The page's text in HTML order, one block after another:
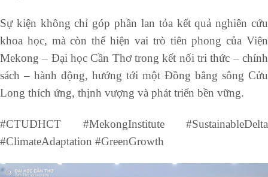
Sự kiện không chỉ góp phần lan tỏa kết quả nghiên cứu
khoa học, mà còn thể hiện vai trò tiên phong của Viện
Mekong – Đại học Cần Thơ trong kết nối tri thức – chính
sách – hành động, hướng tới một Đồng bằng sông Cửu
Long thích ứng, thịnh vượng và phát triển bền vững.
#CTUDHCT #MekongInstitute #SustainableDelta
#ClimateAdaptation #GreenGrowth